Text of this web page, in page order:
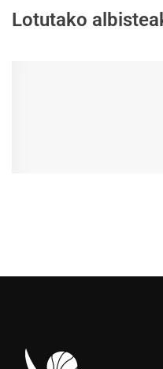
Lotutako